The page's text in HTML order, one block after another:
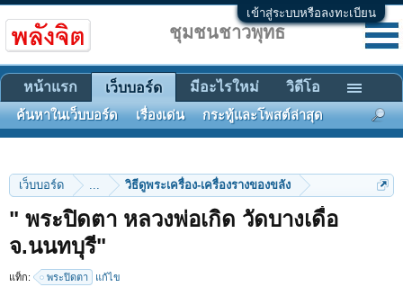
เข้าสู่ระบบหรือลงทะเบียน
เว็บบอร์ด ... วิธีดูพระเครื่อง-เครื่องรางของขลัง
" พระปิดตา หลวงพ่อเกิด วัดบางเดื่อ
จ.นนทบุรี"
แท็ก: พระปิดตา แก้ไข
ชุมชนชาวพุทธ
หน้าแรก เว็บบอร์ด
ค้นหาในเว็บบอร์ด เรื่องเด่น กระทู้และโพสต์ล่าสุด
มีอะไรใหม่ วิดีโอ